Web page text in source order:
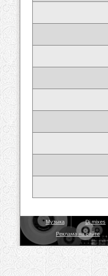
Музыка Dj mixes
Реклама на сайте